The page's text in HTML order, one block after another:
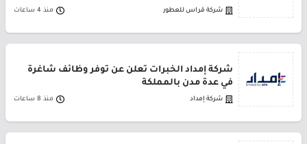
شركة قراس للعطور منذ 4 ساعات
شركة إمداد الخبرات تعلن عن توفر وظائف شاغرة
في عدة مدن بالمملكة
شركة إمداد منذ 8 ساعات